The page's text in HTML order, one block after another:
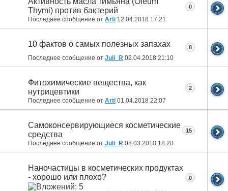
Thymi) против бактерий
Последнее сообщение от Arti 12.04.2018 17:21
0
10 фактов о самых полезных запахах
Последнее сообщение от Juli_R 02.04.2018 21:10
8
Фитохимические вещества, как
нутрицевтики
Последнее сообщение от Arti 01.04.2018 22:07
2
Самоконсервирующиеся косметические
средства
Последнее сообщение от Juli_R 08.03.2018 18:28
15
Наночастицы в косметических продуктах
- хорошо или плохо?
0